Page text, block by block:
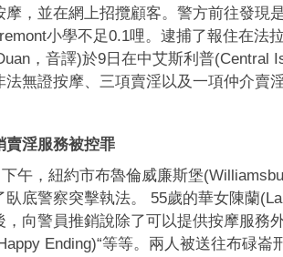
摩，並在網上招攬顧客。警方前往發現
小學不足0.1哩。逮捕了報住在法
，音譯)於9日在中艾斯利普(Central
法無證按摩、三項賣淫以及一項仲介賣
賣淫服務被控罪
午，紐約市布魯倫威廉斯堡
臥底警察突擊執法。 55歲的華女陳蘭
，向警員推銷說除了可以提供按摩服務
Ending)“等等。兩人被送往布碌崙